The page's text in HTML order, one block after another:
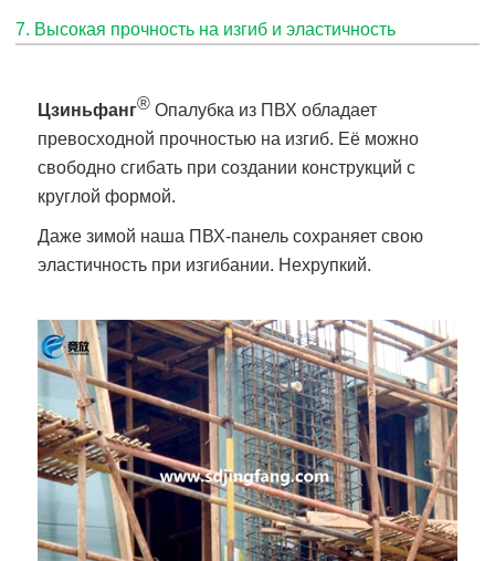
7. Высокая прочность на изгиб и эластичность
Цзиньфанг® Опалубка из ПВХ обладает
превосходной прочностью на изгиб. Её можно
свободно сгибать при создании конструкций с
круглой формой.
Даже зимой наша ПВХ-панель сохраняет свою
эластичность при изгибании. Нехрупкий.